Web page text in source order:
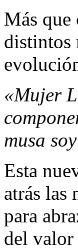
Más
distintos
«Mujer
musa
Esta
atrás las
para
del valor